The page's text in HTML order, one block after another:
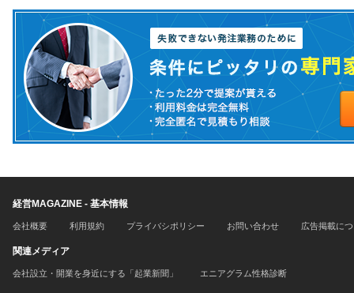
経営MAGAZINE - 基本情報
会社概要 利用規約 プライバシポリシー お問い合わせ 広告掲載に
関連メディア
会社設立・開業を身近にする「起業新聞」 エニアグラム性格診断